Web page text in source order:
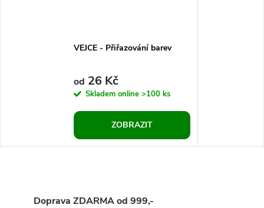
VEJCE - Přiřazování barev
od 26 Kč
Skladem online >100 ks
ZOBRAZIT
Doprava ZDARMA od 999,-